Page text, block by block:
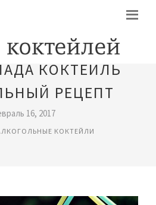
КОКТЕЙЛЬ
РЕЦЕПТ
16, 2017
КОКТЕЙЛИ